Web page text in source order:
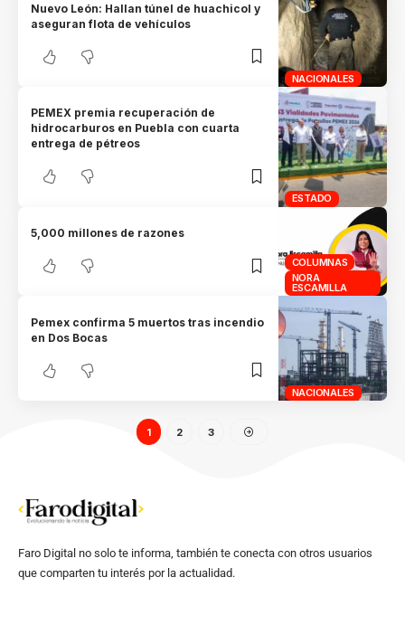
NACIONALES
Nuevo León: Hallan túnel de huachicol y
aseguran flota de vehículos
ESTADO
PEMEX premia recuperación de
hidrocarburos en Puebla con cuarta
entrega de pétreos
COLUMNAS
NORA
ESCAMILLA
5,000 millones de razones
NACIONALES
Pemex confirma 5 muertos tras incendio
en Dos Bocas
1 2 3
Faro Digital no solo te informa, también te conecta con otros usuarios
que comparten tu interés por la actualidad.